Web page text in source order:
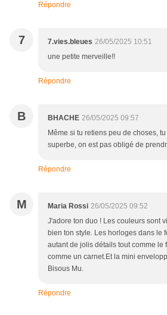
Répondre
7 7.vies.bleues 26/05/2025 10:51
une petite merveille!!
Répondre
B BHACHE 26/05/2025 09:57
Même si tu retiens peu de choses,
superbe, on est pas obligé de
Répondre
M Maria Rossi 26/05/2025 09:52
J'adore ton duo ! Les couleurs sont
bien ton style. Les horloges dans le
autant de jolis détails tout comme le
comme un carnet.Et la mini
Bisous Mu.
Répondre